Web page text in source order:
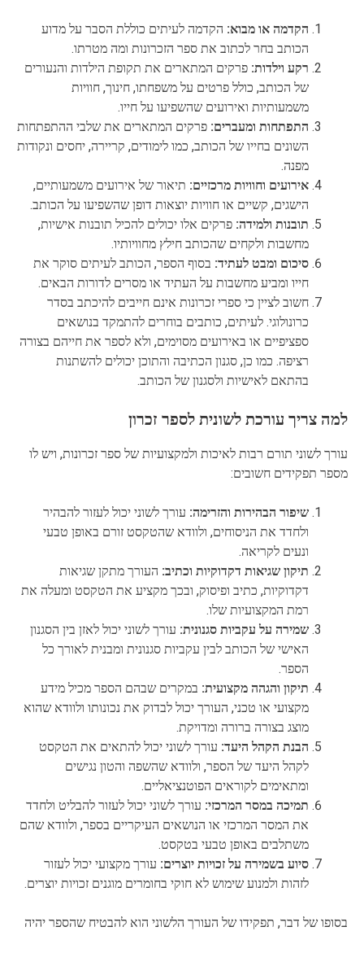
הקדמה או מבוא: הקדמה לעיתים כוללת הסבר על מדוע
הכותב בחר לכתוב את ספר הזכרונות ומה מטרתו.
רקע וילדות: פרקים המתארים את תקופת הילדות והנעורים
של הכותב, כולל פרטים על משפחתו, חינוך, חוויות
משמעותיות ואירועים שהשפיעו על חייו.
התפתחות ומעברים: פרקים המתארים את שלבי ההתפתחות
השונים בחייו של הכותב, כמו לימודים, קריירה, יחסים ונקודות
מפנה.
אירועים וחוויות מרכזיים: תיאור של אירועים משמעותיים,
הישגים, קשיים או חוויות יוצאות דופן שהשפיעו על הכותב.
תובנות ולמידה: פרקים אלו יכולים להכיל תובנות אישיות,
מחשבות ולקחים שהכותב חילץ מחוויותיו.
סיכום ומבט לעתיד: בסוף הספר, הכותב לעיתים סוקר את
חייו ומביע מחשבות על העתיד או מסרים לדורות הבאים.
חשוב לציין כי ספרי זכרונות אינם חייבים להיכתב בסדר
כרונולוגי. לעיתים, כותבים בוחרים להתמקד בנושאים
ספציפיים או באירועים מסוימים, ולא לספר את חייהם בצורה
רציפה. כמו כן, סגנון הכתיבה והתוכן יכולים להשתנות
בהתאם לאישיות ולסגנון של הכותב.
למה צריך עורכת לשונית לספר זכרון
עורך לשוני תורם רבות לאיכות ולמקצועיות של ספר זכרונות, ויש לו
מספר תפקידים חשובים:
שיפור הבהירות והזרימה: עורך לשוני יכול לעזור להבהיר
ולחדד את הניסוחים, ולוודא שהטקסט זורם באופן טבעי
ונעים לקריאה.
תיקון שגיאות דקדוקיות וכתיב: העורך מתקן שגיאות
דקדוקיות, כתיב ופיסוק, ובכך מקציע את הטקסט ומעלה את
רמת המקצועיות שלו.
שמירה על עקביות סגנונית: עורך לשוני יכול לאזן בין הסגנון
האישי של הכותב לבין עקביות סגנונית ומבנית לאורך כל
הספר.
תיקון והגהה מקצועית: במקרים שבהם הספר מכיל מידע
מקצועי או טכני, העורך יכול לבדוק את נכונותו ולוודא שהוא
מוצג בצורה ברורה ומדויקת.
הבנת הקהל היעד: עורך לשוני יכול להתאים את הטקסט
לקהל היעד של הספר, ולוודא שהשפה והטון נגישים
ומתאימים לקוראים הפוטנציאליים.
תמיכה במסר המרכזי: עורך לשוני יכול לעזור להבליט ולחדד
את המסר המרכזי או הנושאים העיקריים בספר, ולוודא שהם
משתלבים באופן טבעי בטקסט.
סיוע בשמירה על זכויות יוצרים: עורך מקצועי יכול לעזור
לזהות ולמנוע שימוש לא חוקי בחומרים מוגנים זכויות יוצרים.
בסופו של דבר, תפקידו של העורך הלשוני הוא להבטיח שהספר יהיה